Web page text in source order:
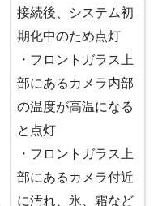
接続後、システム初
期化中のため点灯
・フロントガラス上
部にあるカメラ内部
の温度が高温になる
と点灯
・フロントガラス上
部にあるカメラ付近
に汚れ、氷、霜など